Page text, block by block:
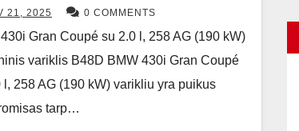
21, 2025 0 COMMENTS
Gran Coupé su 2.0 l, 258 AG (190 kW)
variklis B48D BMW 430i Gran Coupé
l, 258 AG (190 kW) varikliu yra puikus
tarp…